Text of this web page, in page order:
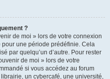
?
de moi » lors de votre connexion
une période prédéfinie. Cela
par quelqu’un d’autre. Pour rester
de moi » lors de votre
si vous accédez au forum
un cybercafé, une université,